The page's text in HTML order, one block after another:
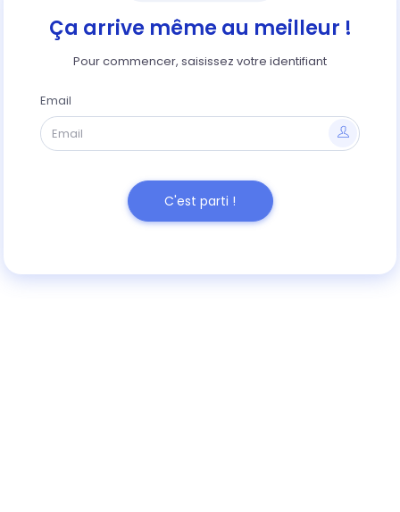
Ça arrive même au meilleur !
Pour commencer, saisissez votre identifiant
Email
C'est parti !